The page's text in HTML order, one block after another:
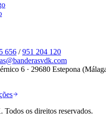
656 / 951 204 120
6 · 29680 Estepona
Todos os direitos reservados.